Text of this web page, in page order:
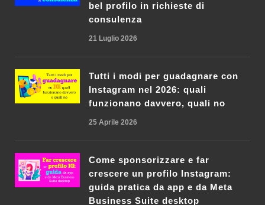
bel profilo in richieste di
consulenza
21 Luglio 2026
Tutti i modi per guadagnare con
Instagram nel 2026: quali
funzionano davvero, quali no
25 Aprile 2026
Come sponsorizzare e far
crescere un profilo Instagram:
guida pratica da app e da Meta
Business Suite desktop